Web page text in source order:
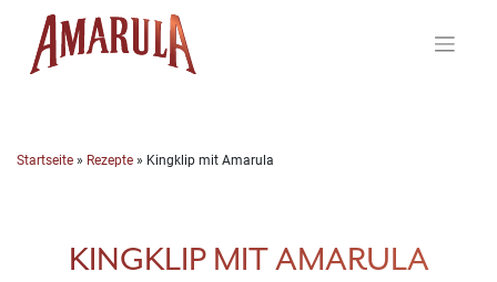
content
Startseite » Rezepte » Kingklip mit Amarula
KINGKLIP MIT AMARULA